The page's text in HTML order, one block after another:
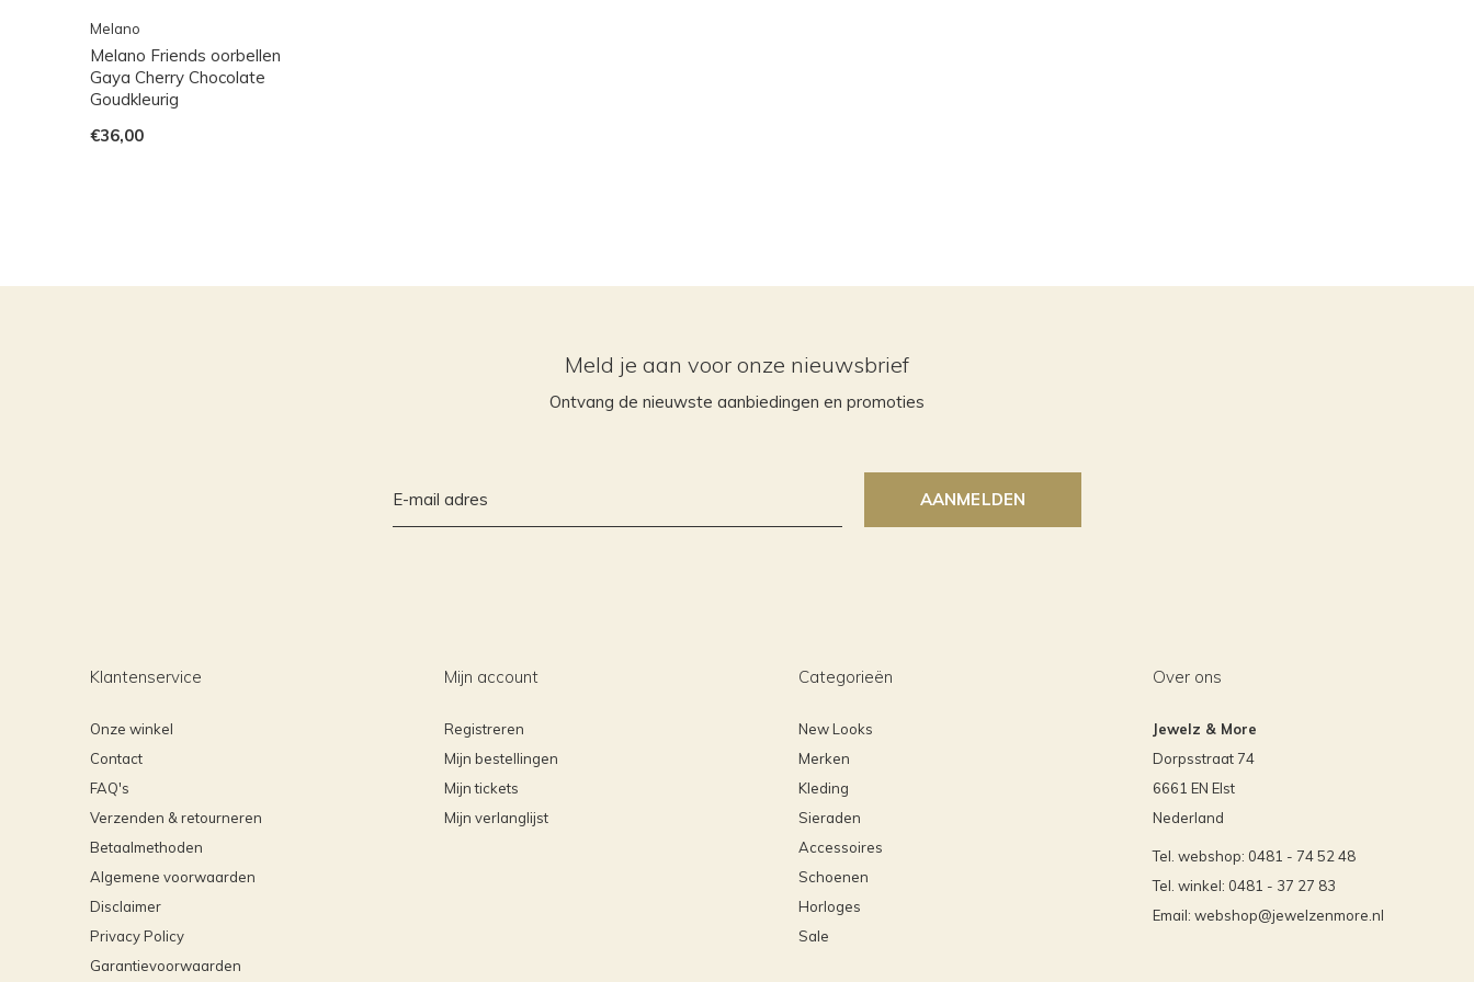
Melano
Melano Friends oorbellen
Gaya Cherry Chocolate
Goudkleurig
€36,00
Meld je aan voor onze nieuwsbrief
Ontvang de nieuwste aanbiedingen en promoties
AANMELDEN
Klantenservice
Onze winkel
Contact
FAQ's
Verzenden & retourneren
Betaalmethoden
Algemene voorwaarden
Disclaimer
Privacy Policy
Garantievoorwaarden
Mijn account
Registreren
Mijn bestellingen
Mijn tickets
Mijn verlanglijst
Categorieën
New Looks
Merken
Kleding
Sieraden
Accessoires
Schoenen
Horloges
Sale
Over ons
Jewelz & More
Dorpsstraat 74
6661 EN Elst
Nederland
Tel. webshop: 0481 - 74 52 48
Tel. winkel: 0481 - 37 27 83
Email: webshop@jewelzenmore.nl